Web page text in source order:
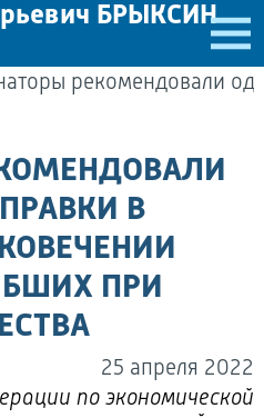
БРЫКСИН
В
ПРИ
25 апреля 2022
по экономической